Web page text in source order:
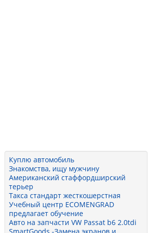
Куплю автомобиль
Знакомства, ищу мужчину
Американский стаффордширский
терьер
Такса стандарт жесткошерстная
Учебный центр ECOMENGRAD
предлагает обучение
Авто на запчасти VW Passat b6 2.0tdi